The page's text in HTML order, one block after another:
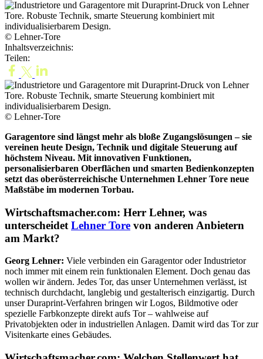
© Lehner-Tore
Inhaltsverzeichnis:
Teilen:
© Lehner-Tore
Garagentore sind längst mehr als bloße Zugangslösungen – sie
vereinen heute Design, Technik und digitale Steuerung auf
höchstem Niveau. Mit innovativen Funktionen,
personalisierbaren Oberflächen und smarten Bedienkonzepten
setzt das oberösterreichische Unternehmen Lehner Tore neue
Maßstäbe im modernen Torbau.
Wirtschaftsmacher.com: Herr Lehner, was
unterscheidet Lehner Tore von anderen Anbietern
am Markt?
Georg Lehner: Viele verbinden ein Garagentor oder Industrietor
noch immer mit einem rein funktionalen Element. Doch genau das
wollen wir ändern. Jedes Tor, das unser Unternehmen verlässt, ist
technisch durchdacht, langlebig und gestalterisch einzigartig. Durch
unser Duraprint-Verfahren bringen wir Logos, Bildmotive oder
spezielle Farbkonzepte direkt aufs Tor – wahlweise auf
Privatobjekten oder in industriellen Anlagen. Damit wird das Tor zur
Visitenkarte eines Gebäudes.